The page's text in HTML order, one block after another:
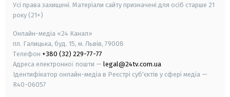
Усі права захищені. Матеріали сайту призначені для осіб старше 21
року (21+)
Онлайн-медіа «24 Канал»
пл. Галицька, буд. 15, м. Львів, 79008
Телефон +380 (32) 229-77-77
Адреса електронної пошти — legal@24tv.com.ua
Ідентифікатор онлайн-медіа в Реєстрі суб'єктів у сфері медіа —
R40-06057